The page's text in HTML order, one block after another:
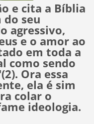
e cita a Bíblia
do seu
agressivo,
e o amor ao
em toda a
como sendo
Ora essa
ela é sim
colar o
ideologia.